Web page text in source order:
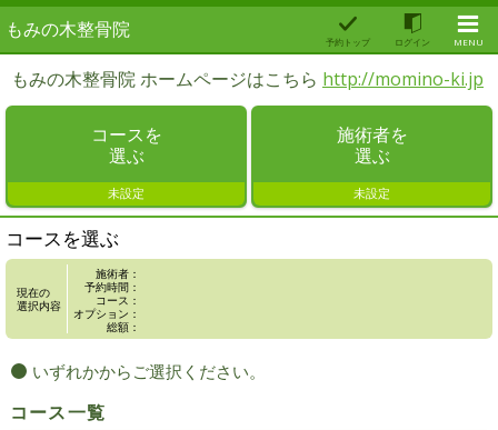
もみの木整骨院
予約トップ ログイン MENU
もみの木整骨院 ホームページはこちら http://momino-ki.jp
コースを
選ぶ
未設定
施術者を
選ぶ
未設定
コースを選ぶ
現在の
選択内容
施術者：
予約時間：
コース：
オプション：
総額：
いずれかからご選択ください。
コース一覧